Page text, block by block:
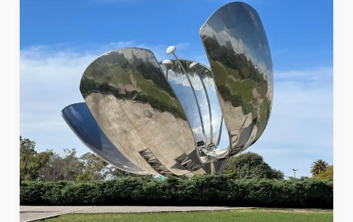
uma
estrada
melhor
parte
da
viagem